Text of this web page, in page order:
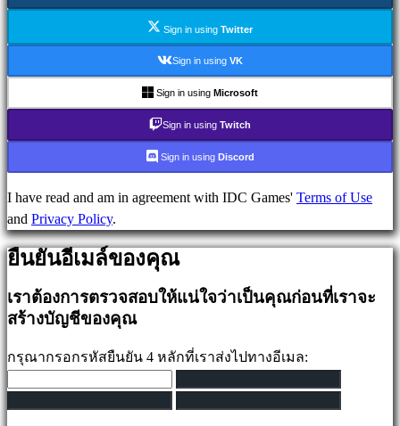
ข่าวสาร
ฟ
Plays
IDC
Gifts
ช่วย
เหลือ
ลง
ทะเบียน
Sign in using Twitter
Sign in using VK
Sign in using Microsoft
Sign in using Twitch
Sign in using Discord
I have read and am in agreement with IDC Games' Terms of Use
and Privacy Policy.
ยืนยันอีเมล์ของคุณ
เราต้องการตรวจสอบให้แน่ใจว่าเป็นคุณก่อนที่เราจะ
สร้างบัญชีของคุณ
กรุณากรอกรหัสยืนยัน 4 หลักที่เราส่งไปทางอีเมล: